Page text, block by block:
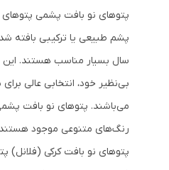
پتوهای نو بافت پشمی
پشم طبیعی یا ترکیبی بافته
سال بسیار مناسب هستند. این
بی‌نظیر خود، انتخابی عالی
می‌باشند. پتوهای نو بافت
رنگ‌های متنوعی موجود
پتوهای نو بافت کرکی (فلانل)